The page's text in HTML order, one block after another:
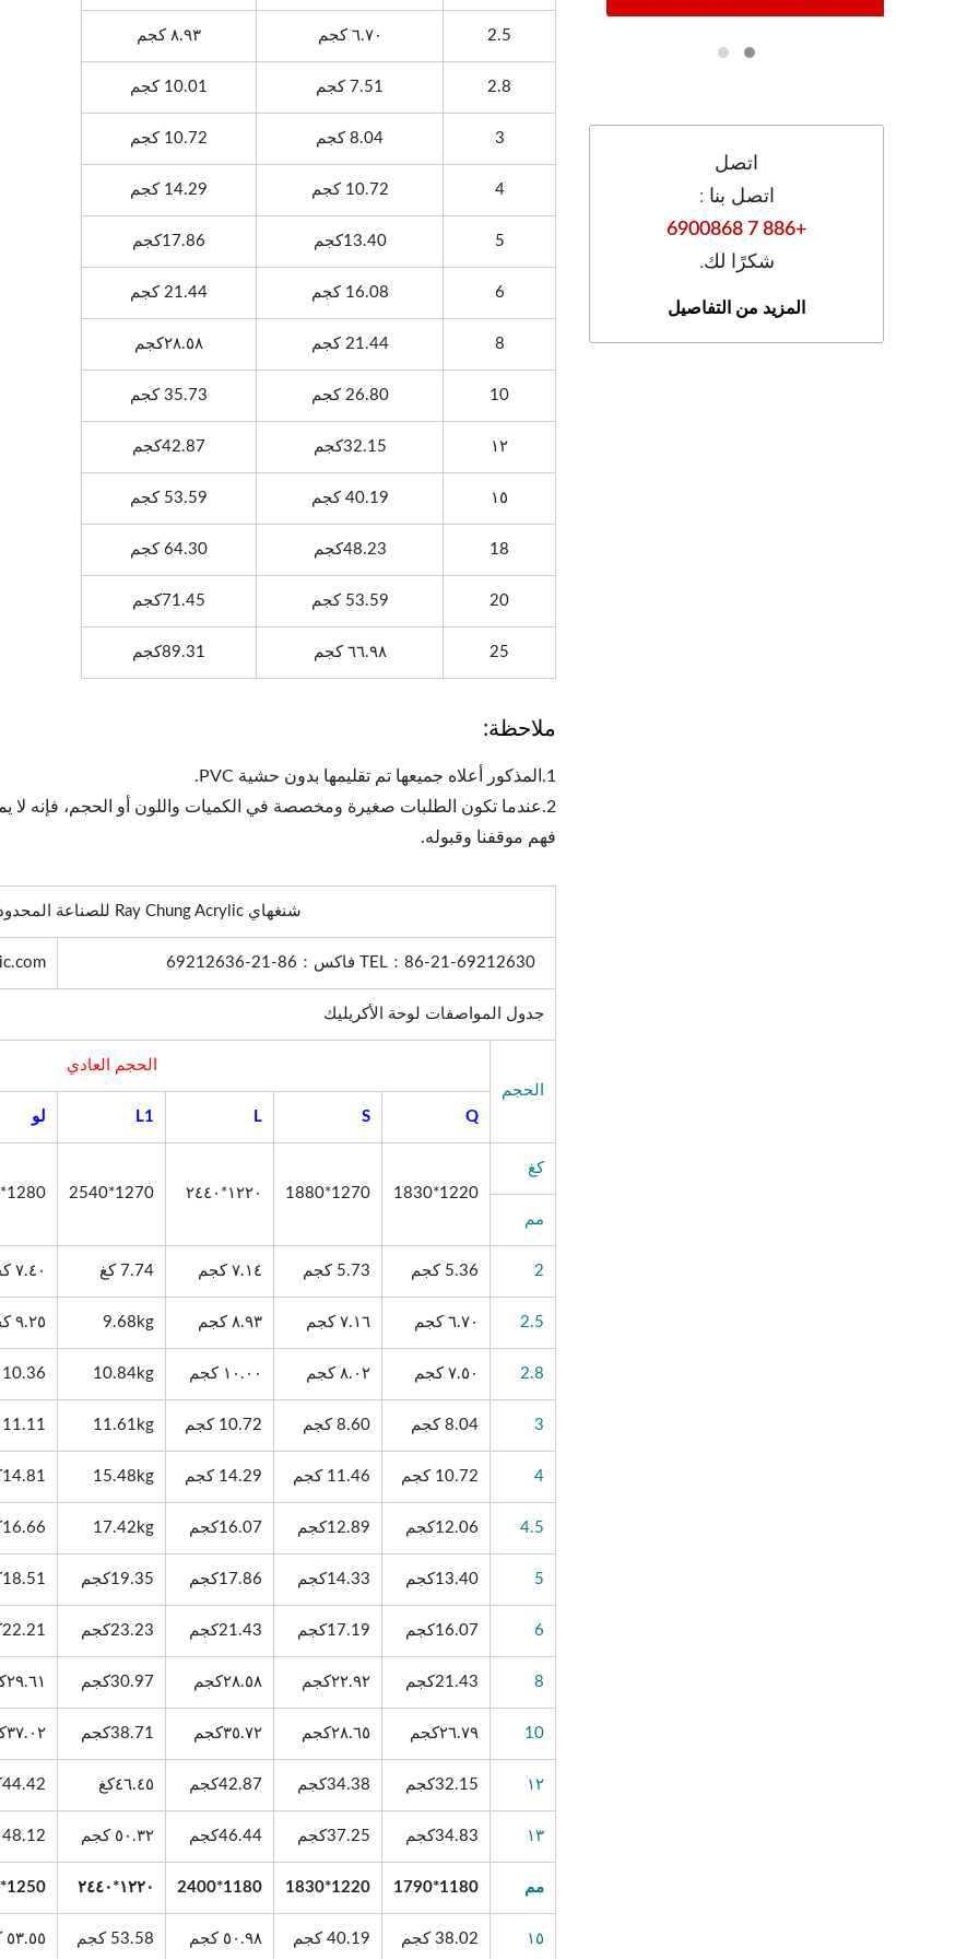
2.5 ٦.٧٠ كجم ٨.٩٣ كجم
2.8 7.51 كجم 10.01 كجم
3 8.04 كجم 10.72 كجم
4 10.72 كجم 14.29 كجم
5 13.40كجم 17.86كجم
6 16.08 كجم 21.44 كجم
8 21.44 كجم ٢٨.٥٨كجم
10 26.80 كجم 35.73 كجم
١٢ 32.15كجم 42.87كجم
١٥ 40.19 كجم 53.59 كجم
18 48.23كجم 64.30 كجم
20 53.59 كجم 71.45كجم
25 ٦٦.٩٨ كجم 89.31كجم
ملاحظة:
1.المذكور أعلاه جميعها تم تقليمها بدون حشية PVC.
2.عندما تكون الطلبات صغيرة ومخصصة في الكميات واللون أو الحجم، فإنه
فهم موقفنا وقبوله.
شنغهاي Ray Chung Acrylic للصناعة المحدودة
： 86-21-69212630 فاكس ：
86-21-69212636
جدول المواصفات لوحة الأكريليك
الحجم
الحجم العادي
Q
S
L
L1 لو
كغ
1220*1830
1270*1880 ١٢٢٠*٢٤٤٠ 1270*2540
1280*2410
مم
2 5.36 كجم 5.73 كجم ٧.١٤ كجم 7.74 كغ ٧.٤٠ كجم
2.5 ٦.٧٠ كجم ٧.١٦ كجم ٨.٩٣ كجم 9.68kg ٩.٢٥ كجم
2.8 ٧.٥٠ كجم ٨.٠٢ كجم ١٠.٠٠ كجم 10.84kg 10.36 كجم
3 8.04 كجم 8.60 كجم 10.72 كجم 11.61kg 11.11 كجم
4 10.72 كجم 11.46 كجم 14.29 كجم 15.48kg 14.81كجم
4.5 12.06كجم 12.89كجم 16.07كجم 17.42kg 16.66كجم
5 13.40كجم 14.33كجم 17.86كجم 19.35كجم 18.51كجم
6 16.07كجم 17.19كجم 21.43كجم 23.23كجم 22.21كجم
8 21.43كجم ٢٢.٩٢كجم ٢٨.٥٨كجم 30.97كجم ٢٩.٦١كجم
10 ٢٦.٧٩كجم ٢٨.٦٥كجم ٣٥.٧٢كجم 38.71كجم ٣٧.٠٢كجم
١٢ 32.15كجم 34.38كجم 42.87كجم ٤٦.٤٥كغ 44.42كجم
١٣ 34.83كجم 37.25كجم 46.44كجم ٥٠.٣٢ كجم 48.12 كجم
مم 1180*1790
1220*1830
1180*2400 ١٢٢٠*٢٤٤٠ 1250*2380
١٥ 38.02 كجم 40.19 كجم ٥٠.٩٨ كجم 53.58 كجم ٥٣.٥٥ كجم
اتصل
اتصل بنا :
+886 7 6900868
شكرًا لك.
المزيد من التفاصيل